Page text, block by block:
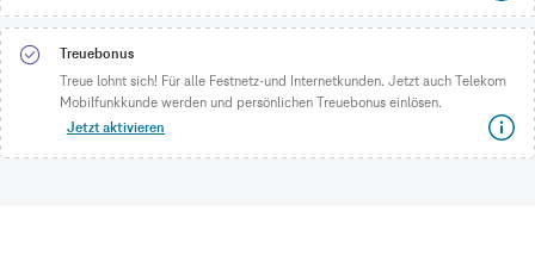
Treuebonus
Treue lohnt sich! Für alle Festnetz-und Internetkunden. Jetzt auch Telekom
Mobilfunkkunde werden und persönlichen Treuebonus einlösen.
Jetzt aktivieren